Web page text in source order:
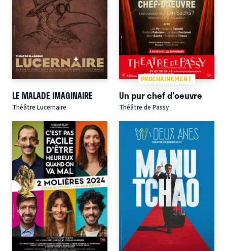
LE MALADE IMAGINAIRE
Théâtre Lucernaire
PROCHAINEMENT
Un pur chef d'oeuvre
Théâtre de Passy